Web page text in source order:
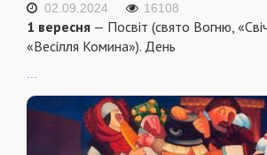
02.09.2024 16108
1 вересня — Посвіт (свято Вогню,
«Весілля Комина»). День
...